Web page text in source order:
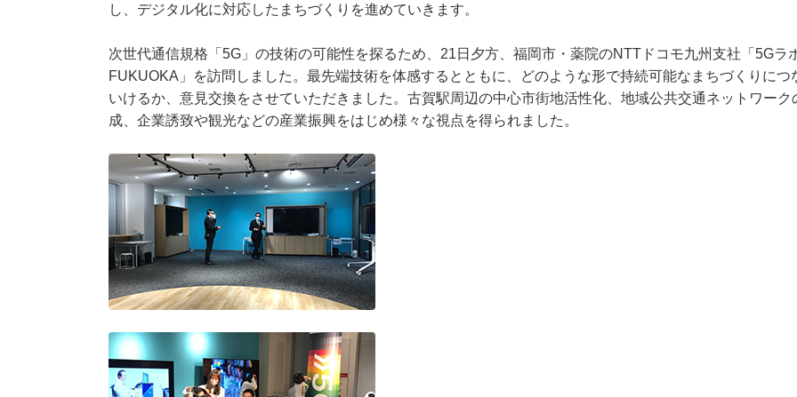
し、デジタル化に対応したまちづくりを進めていきます。
次世代通信規格「5G」の技術の可能性を探るため、21日夕方、福岡市・薬院のNTTドコモ九州支社「5Gラ
FUKUOKA」を訪問しました。最先端技術を体感するとともに、どのような形で持続可能なまちづくりにつ
いけるか、意見交換をさせていただきました。古賀駅周辺の中心市街地活性化、地域公共交通ネットワーク
成、企業誘致や観光などの産業振興をはじめ様々な視点を得られました。